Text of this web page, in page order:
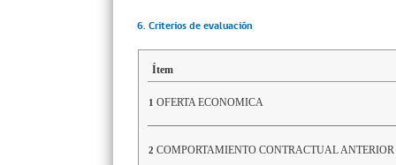
6. Criterios de evaluación
Ítem
1 OFERTA ECONOMICA
2 COMPORTAMIENTO CONTRACTUAL ANTERIOR